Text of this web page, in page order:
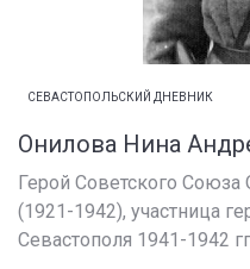
СЕВАСТОПОЛЬСКИЙ ДНЕВНИК
Онилова Нина
Герой Советского
(1921-1942), участница
Севастополя 1941-1942 гг.